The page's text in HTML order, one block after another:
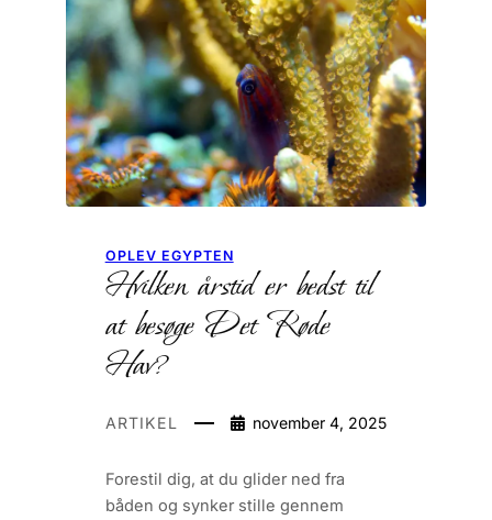
OPLEV EGYPTEN
Hvilken årstid er bedst til
at besøge Det Røde
Hav?
ARTIKEL november 4, 2025
Forestil dig, at du glider ned fra
båden og synker stille gennem